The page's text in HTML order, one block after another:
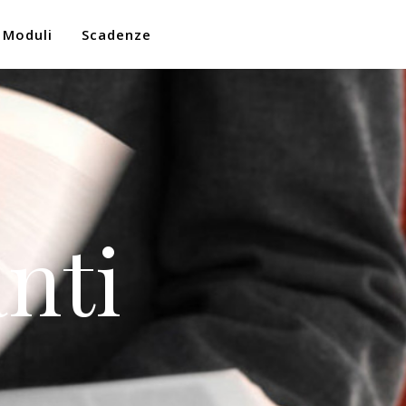
Moduli Scadenze